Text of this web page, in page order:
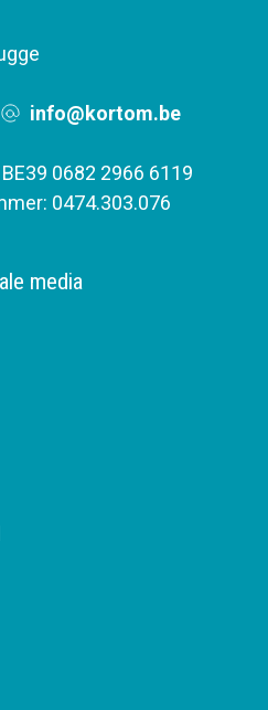
info@kortom.be
0682 2966 6119
0474.303.076
media